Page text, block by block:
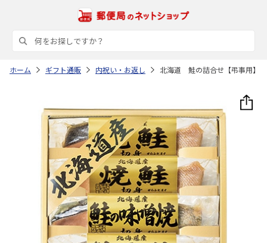
ホーム ギフト通販 内祝い・お返し 北海道 鮭の詰合せ【弔事用】